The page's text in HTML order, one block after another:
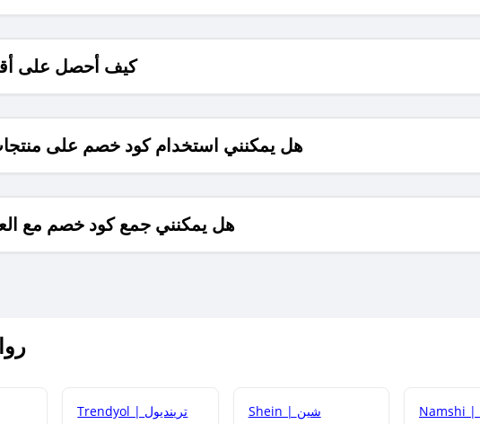
كيف أحصل على
هل يمكنني استخدام كود خصم على
هل يمكنني جمع كود خصم مع
Trendyol | ترينديول Shein | شين